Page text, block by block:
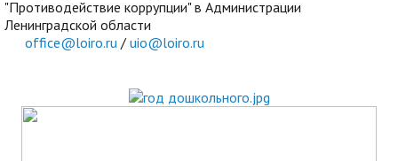
"Противодействие коррупции" в Администрации
Ленинградской области
office@loiro.ru / uio@loiro.ru